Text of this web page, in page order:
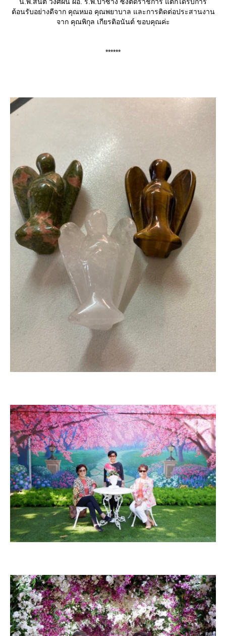
น.พ.สันติ วงศ์ฝั้น ผอ. ร.พ.ป่าซาง ซึ่งติดราชการ แต่ก็ได้รับการ
ต้อนรับอย่างดีจาก คุณหมอ คุณพยาบาล และการติดต่อประสานงาน
จาก คุณพิกุล เกียรติอนันต์ ขอบคุณค่ะ
******